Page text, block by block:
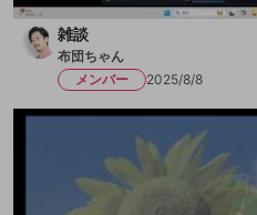
雑談
布団ちゃん
メンバー
2025/8/8